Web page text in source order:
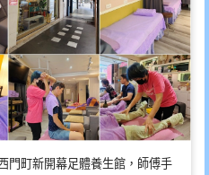
門町新開幕足體養生館，師傅手